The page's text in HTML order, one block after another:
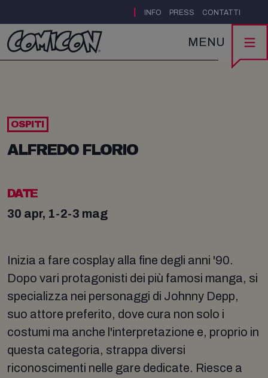
INFO PRESS CONTATTI
MENU
OSPITI
ALFREDO FLORIO
DATE
30 apr, 1-2-3 mag
Inizia a fare cosplay alla fine degli anni '90.
Dopo vari protagonisti dei più famosi manga, si
specializza nei personaggi di Johnny Depp,
suo attore preferito, dove cura non solo i
costumi ma anche l'interpretazione e, proprio in
questa categoria, strappa diversi
riconoscimenti nelle gare dedicate. Riesce a